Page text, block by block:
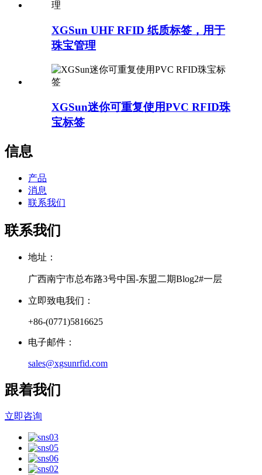
XGSun UHF RFID 纸质标签，用于
珠宝管理
XGSun迷你可重复使用PVC RFID珠
宝标签
信息
产品
消息
联系我们
联系我们
地址：
广西南宁市总布路3号中国-东盟二期Blog2#一层
立即致电我们：
+86-(0771)5816625
电子邮件：
sales@xgsunrfid.com
跟着我们
立即咨询